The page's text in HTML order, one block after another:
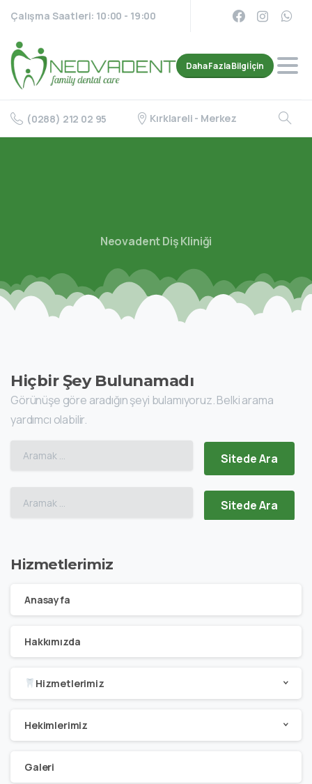
Çalışma Saatleri: 10:00 - 19:00
Daha Fazla Bilgi İçin
(0288) 212 02 95 Kırklareli - Merkez
Neovadent Diş Kliniği
Hiçbir Şey Bulunamadı
Görünüşe göre aradığın şeyi bulamıyoruz. Belki arama
yardımcı olabilir.
Aramak:
Aramak:
Hizmetlerimiz
Anasayfa
Hakkımızda
Hizmetlerimiz
Hekimlerimiz
Galeri